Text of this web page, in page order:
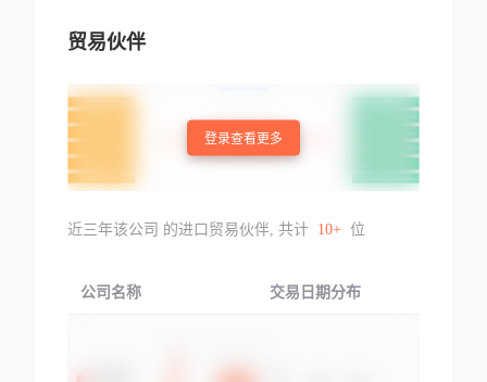
贸易伙伴
登录查看更多
近三年该公司 的进口贸易伙伴, 共计 10+ 位
公司名称 交易日期分布